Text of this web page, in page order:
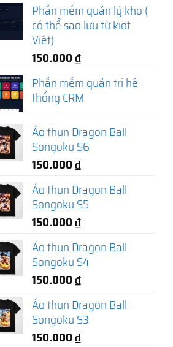
Phần mềm quản lý kho (
có thể sao lưu từ kiot
Việt)
150.000₫
Phần mềm quản trị hệ
thống CRM
Áo thun Dragon Ball
Songoku S6
150.000₫
Áo thun Dragon Ball
Songoku S5
150.000₫
Áo thun Dragon Ball
Songoku S4
150.000₫
Áo thun Dragon Ball
Songoku S3
150.000₫